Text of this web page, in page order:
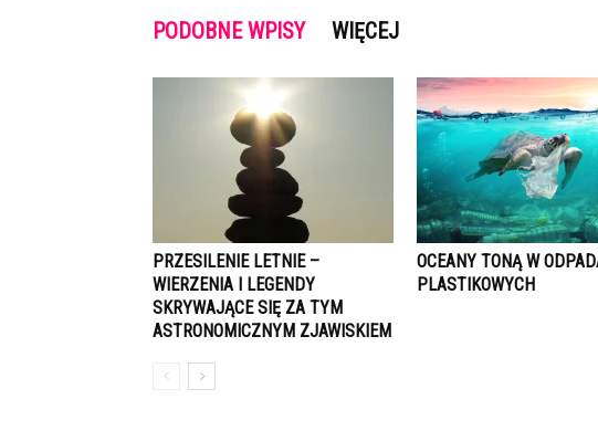
PODOBNE WPISY WIĘCEJ
PRZESILENIE LETNIE –
WIERZENIA I LEGENDY
SKRYWAJĄCE SIĘ ZA TYM
ASTRONOMICZNYM ZJAWISKIEM
OCEANY TONĄ W
PLASTIKOWYCH